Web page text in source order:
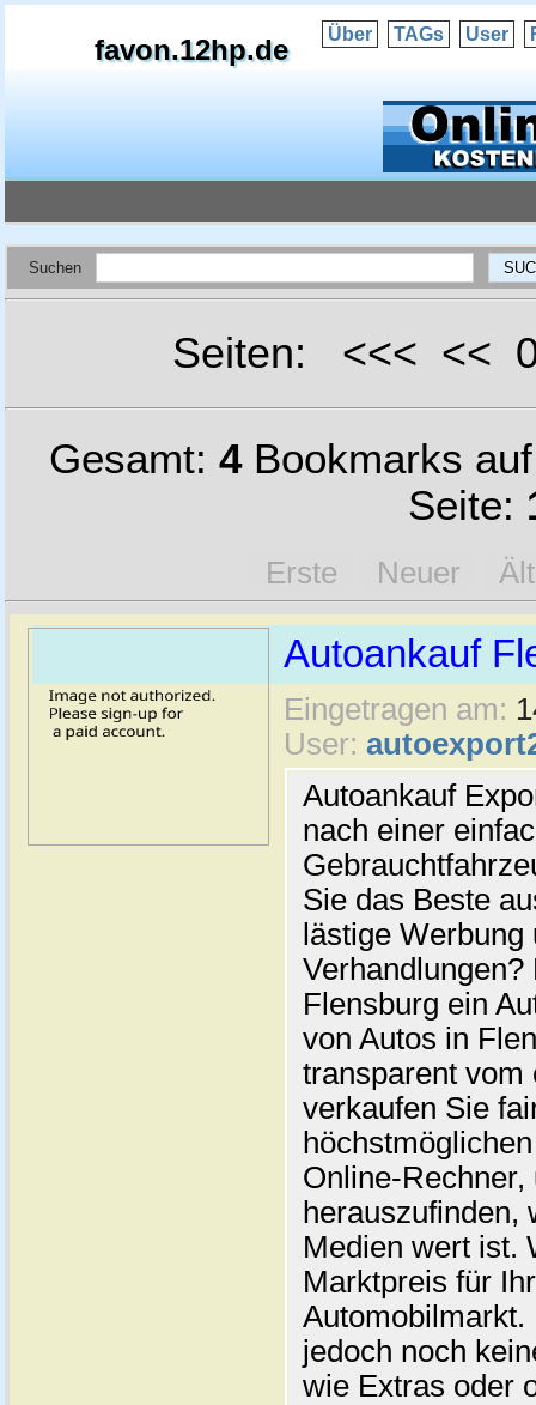
favon.12hp.de Über TAGs User
Suchen
Seiten: <<< <<
Gesamt: 4Bookmarks
Seite:
Erste Neuer
Autoankauf
Eingetragen am:
User:
Autoankauf
nach einer
Sie das Beste
lästige
Flensburg ein
von Autos in
transparent vom
verkaufen Sie
Online-
herauszufinden,
Medien wert ist.
Marktpreis für
jedoch noch
wie Extras oder